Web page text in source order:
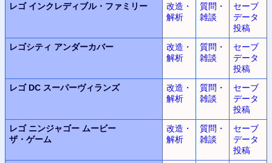
レゴ インクレディブル・ファミリー
改造・
解析
質問・
雑談
セーブ
データ
投稿
レゴシティ アンダーカバー
改造・
解析
質問・
雑談
セーブ
データ
投稿
レゴ DC スーパーヴィランズ
改造・
解析
質問・
雑談
セーブ
データ
投稿
レゴ ニンジャゴー ムービー
ザ・ゲーム
改造・
解析
質問・
雑談
セーブ
データ
投稿